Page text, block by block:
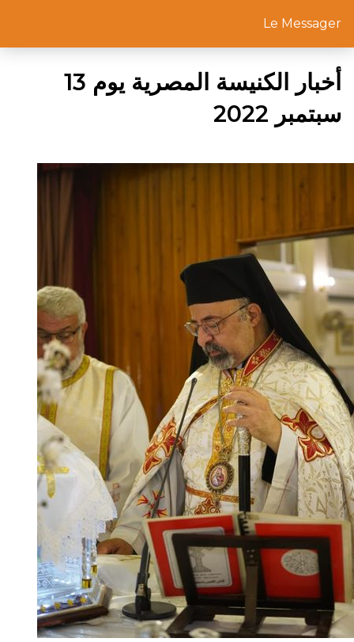
Le Messager
أخبار الكنيسة المصرية يوم 13
سبتمبر 2022